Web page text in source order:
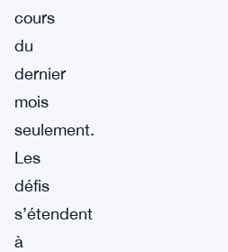
cours
du
dernier
mois
seulement.
Les
défis
s’étendent
à